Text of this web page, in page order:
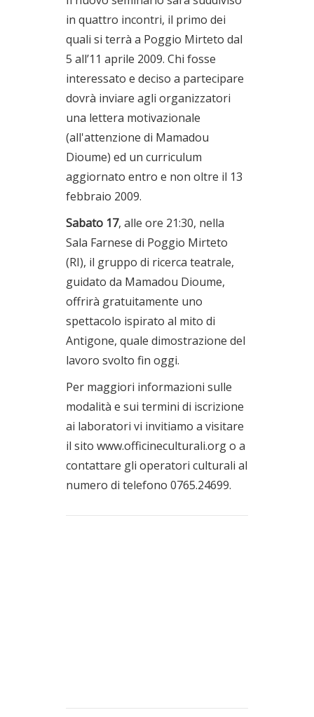
in quattro incontri, il primo dei
quali si terrà a Poggio Mirteto dal
5 all’11 aprile 2009. Chi fosse
interessato e deciso a partecipare
dovrà inviare agli organizzatori
una lettera motivazionale
(all'attenzione di Mamadou
Dioume) ed un curriculum
aggiornato entro e non oltre il 13
febbraio 2009.
Sabato 17, alle ore 21:30, nella
Sala Farnese di Poggio Mirteto
(RI), il gruppo di ricerca teatrale,
guidato da Mamadou Dioume,
offrirà gratuitamente uno
spettacolo ispirato al mito di
Antigone, quale dimostrazione del
lavoro svolto fin oggi.
Per maggiori informazioni sulle
modalità e sui termini di iscrizione
ai laboratori vi invitiamo a visitare
il sito www.officineculturali.org o a
contattare gli operatori culturali al
numero di telefono 0765.24699.